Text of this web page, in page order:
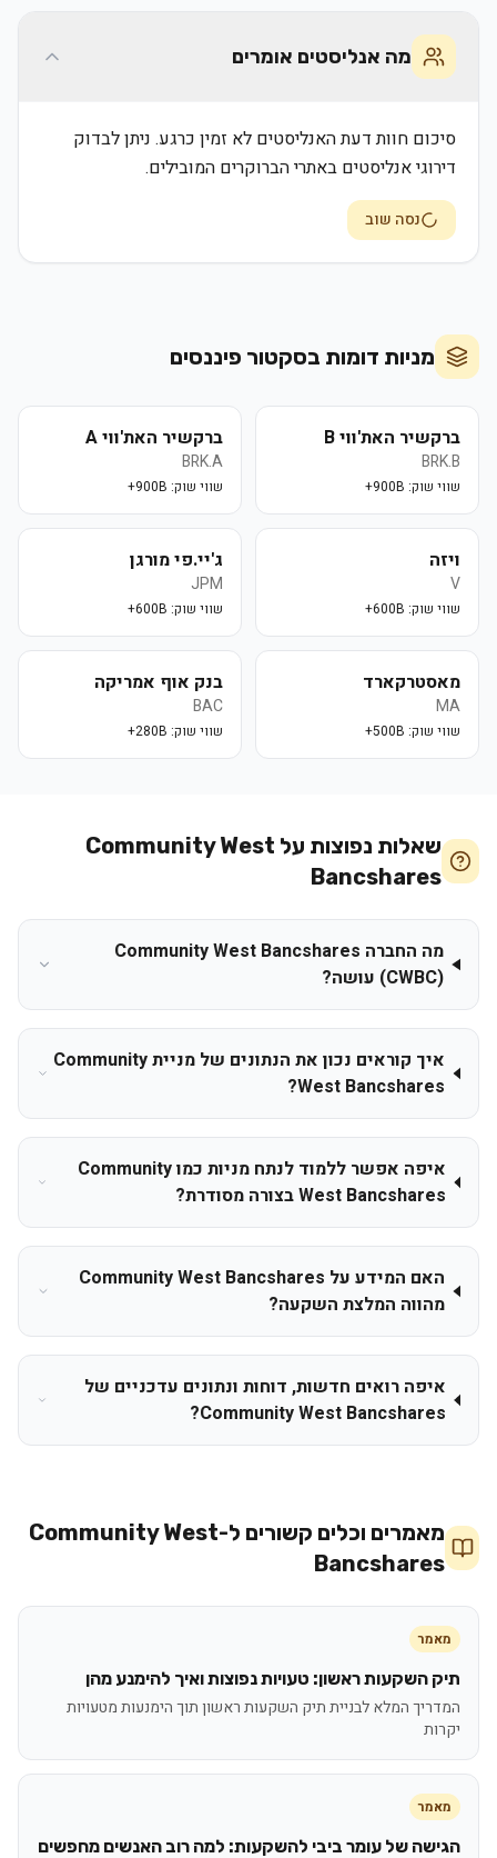
מה אנליסטים אומרים
סיכום חוות דעת האנליסטים לא זמין כרגע. ניתן לבדוק
דירוגי אנליסטים באתרי הברוקרים המובילים.
נסה שוב
מניות דומות בסקטור פיננסים
ברקשיר האת'ווי B
BRK.B
שווי שוק: 900B+
ברקשיר האת'ווי A
BRK.A
שווי שוק: 900B+
ויזה
V
שווי שוק: 600B+
ג'יי.פי מורגן
JPM
שווי שוק: 600B+
מאסטרקארד
MA
שווי שוק: 500B+
בנק אוף אמריקה
BAC
שווי שוק: 280B+
שאלות נפוצות על Community West
Bancshares
מה החברה Community West Bancshares
(CWBC) עושה?
איך קוראים נכון את הנתונים של מניית Community
West Bancshares?
איפה אפשר ללמוד לנתח מניות כמו Community
West Bancshares בצורה מסודרת?
האם המידע על Community West Bancshares
מהווה המלצת השקעה?
איפה רואים חדשות, דוחות ונתונים עדכניים של
Community West Bancshares?
מאמרים וכלים קשורים ל-Community West
Bancshares
מאמר
תיק השקעות ראשון: טעויות נפוצות ואיך להימנע מהן
המדריך המלא לבניית תיק השקעות ראשון תוך הימנעות מטעויות
יקרות
מאמר
הגישה של עומר ביבי להשקעות: למה רוב האנשים מחפשים